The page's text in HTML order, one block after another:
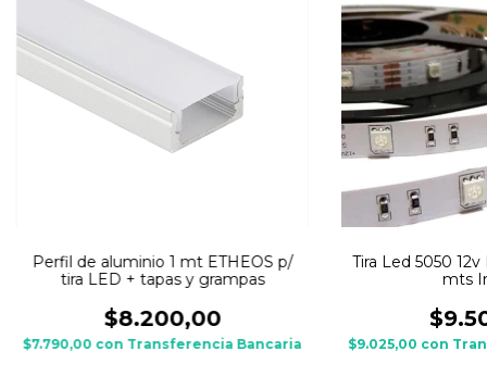
Perfil de aluminio 1 mt ETHEOS p/
tira LED + tapas y grampas
$8.200,00
$7.790,00 con Transferencia Bancaria
Tira Led 5050
mts
$9.025,00 con